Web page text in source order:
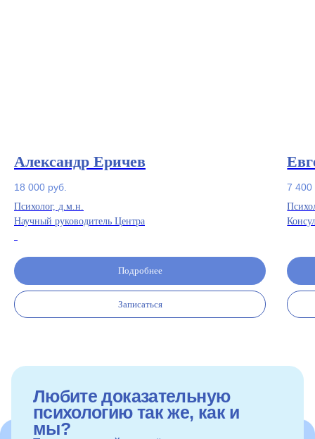
Александр Еричев
18 000 руб.
Психолог, д.м.н.
Научный руководитель Центра
Подробнее
Записаться
7 400
Любите доказательную
психологию так же, как и
Тогда присылайте своё резюме
Александр Еричев